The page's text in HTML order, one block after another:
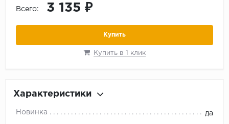
Всего: 3 135 ₽
Купить
Купить в 1 клик
Характеристики
Новинка да